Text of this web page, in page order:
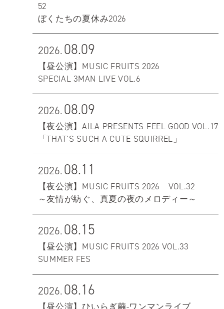
52
ぼくたちの夏休み2026
2026.08.09
【昼公演】MUSIC FRUITS 2026
SPECIAL 3MAN LIVE VOL.6
2026.08.09
【夜公演】AILA PRESENTS FEEL GOOD VOL.17
「THAT'S SUCH A CUTE SQUIRREL」
2026.08.11
【夜公演】MUSIC FRUITS 2026 VOL.32
～友情が紡ぐ、真夏の夜のメロディー～
2026.08.15
【昼公演】MUSIC FRUITS 2026 VOL.33
SUMMER FES
2026.08.16